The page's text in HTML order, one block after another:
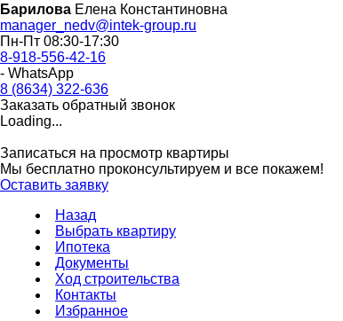
Барилова Елена Константиновна
manager_nedv@intek-group.ru
Пн-Пт 08:30-17:30
8-918-556-42-16
- WhatsApp
8 (8634) 322-636
Заказать обратный звонок
Loading...
Записаться на просмотр квартиры
Мы бесплатно проконсультируем и все покажем!
Оставить заявку
Назад
Выбрать квартиру
Ипотека
Документы
Ход строительства
Контакты
Избранное